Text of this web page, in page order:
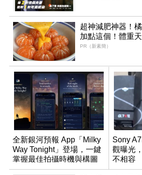
超神減肥神器！
加點這個！體重
PR（新素簡）
全新銀河預報 App「Milky
Way Tonight」登場，一鍵
掌握最佳拍攝時機與構圖
Sony
觀曝光
不相容